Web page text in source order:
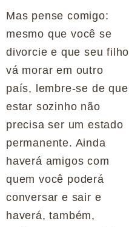
Mas pense comigo:
mesmo que você se
divorcie e que seu filho
vá morar em outro
país, lembre-se de que
estar sozinho não
precisa ser um estado
permanente. Ainda
haverá amigos com
quem você poderá
conversar e sair e
haverá, também,